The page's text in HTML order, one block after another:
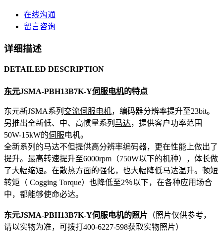
在线沟通
留言咨询
详细描述
DETAILED DESCRIPTION
东元JSMA-PBH13B7K-Y伺服电机的特点
东元新JSMA系列 交流伺服电机，编码器分辨率提升至23bit。
另推出全新低、中、高惯量系列 马达，提供客户功率范围
50W-15kW的伺服电机。
全新系列的马达不但提供高分辨率编码器，更在性能上做出了
提升。最高转速提升至6000rpm（750W以下的机种），体长做
了大幅缩短。在散热方面的强化，也大幅降低马达温升。顿短
转矩（ Cogging Torque）也降低至2％以下，在各种应用场合
中，都能够使命必达。
东元JSMA-PBH13B7K-Y伺服电机的照片 （照片仅供参考，
请以实物为准，可拨打400-6227-598获取实物照片）